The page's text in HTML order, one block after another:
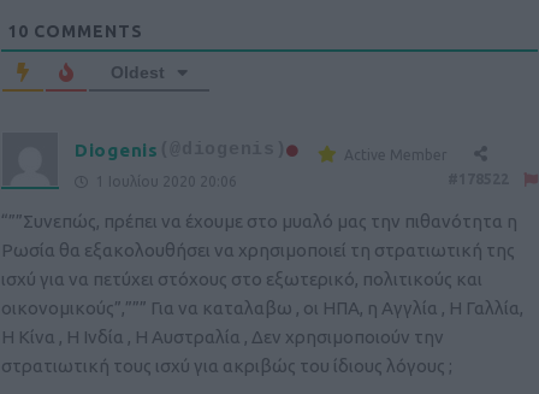
10 COMMENTS
Oldest
Diogenis (@diogenis)
Active Member
1 Ιουλίου 2020 20:06
“””Συνεπώς, πρέπει να έχουμε στο μυαλό μας την πιθανότητα η
Ρωσία θα εξακολουθήσει να χρησιμοποιεί τη στρατιωτική της
ισχύ για να πετύχει στόχους στο εξωτερικό, πολιτικούς και
οικονομικούς”,””” Για να καταλαβω , οι ΗΠΑ, η Αγγλία , Η Γαλλία,
Η Κίνα , Η Ινδία , Η Αυστραλία , Δεν χρησιμοποιούν την
στρατιωτική τους ισχύ για ακριβώς του ίδιους λόγους ;